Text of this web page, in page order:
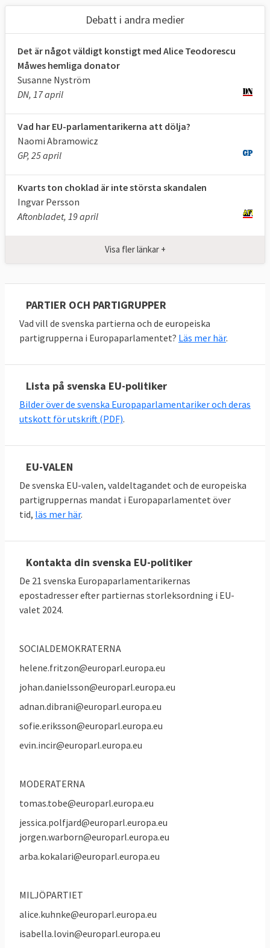
Charlie Weimers
Beatrice Timgren (ny)
Dick Erixon (ny)
Vänsterpartiet
Jonas Sjöstedt (comeback)
Hanna Gedin (ny)
Centerpartiet
Abir Al-Sahlani
Kristdemokraterna
Karin Karlsbro
Debatt i andra medier
Det är något väldigt konstigt med Alice Teodorescu
Måwes hemliga donator
Susanne Nyström
DN, 17 april
Vad har EU-parlamentarikerna att dölja?
Naomi Abramowicz
GP, 25 april
Kvarts ton choklad är inte största skandalen
Ingvar Persson
Aftonbladet, 19 april
Visa fler länkar +
PARTIER OCH PARTIGRUPPER
Vad vill de svenska partierna och de europeiska
partigrupperna i Europaparlamentet? Läs mer här.
Lista på svenska EU-politiker
Bilder över de svenska Europaparlamentariker och deras
utskott för utskrift (PDF).
EU-VALEN
De svenska EU-valen, valdeltagandet och de europeiska
partigruppernas mandat i Europaparlamentet över
tid, läs mer här.
Kontakta din svenska EU-politiker
De 21 svenska Europaparlamentarikernas
epostadresser efter partiernas storleksordning i EU-
valet 2024.
SOCIALDEMOKRATERNA
helene.fritzon@europarl.europa.eu
johan.danielsson@europarl.europa.eu
adnan.dibrani@europarl.europa.eu
sofie.eriksson@europarl.europa.eu
evin.incir@europarl.europa.eu
MODERATERNA
tomas.tobe@europarl.europa.eu
jessica.polfjard@europarl.europa.eu
jorgen.warborn@europarl.europa.eu
arba.kokalari@europarl.europa.eu
MILJÖPARTIET
alice.kuhnke@europarl.europa.eu
isabella.lovin@europarl.europa.eu